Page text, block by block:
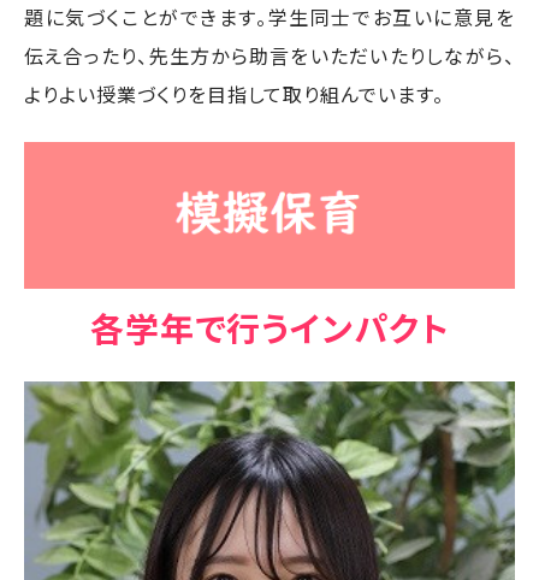
題に気づくことができます。学生同士でお互いに意見を
伝え合ったり、先生方から助言をいただいたりしながら、
よりよい授業づくりを目指して取り組んでいます。
各学年で行うインパクト